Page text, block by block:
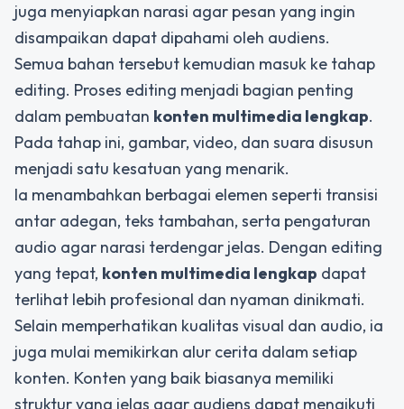
juga menyiapkan narasi agar pesan yang ingin
disampaikan dapat dipahami oleh audiens.
Semua bahan tersebut kemudian masuk ke tahap
editing. Proses editing menjadi bagian penting
dalam pembuatan konten multimedia lengkap.
Pada tahap ini, gambar, video, dan suara disusun
menjadi satu kesatuan yang menarik.
Ia menambahkan berbagai elemen seperti transisi
antar adegan, teks tambahan, serta pengaturan
audio agar narasi terdengar jelas. Dengan editing
yang tepat, konten multimedia lengkap dapat
terlihat lebih profesional dan nyaman dinikmati.
Selain memperhatikan kualitas visual dan audio, ia
juga mulai memikirkan alur cerita dalam setiap
konten. Konten yang baik biasanya memiliki
struktur yang jelas agar audiens dapat mengikuti